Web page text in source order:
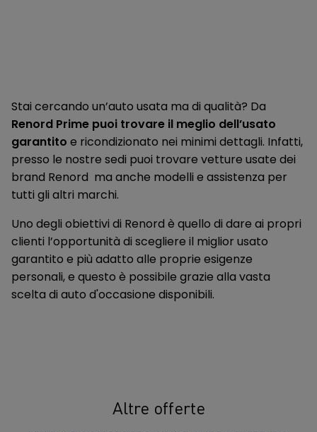
Stai cercando un’auto usata ma di qualità? Da
Renord Prime puoi trovare il meglio dell’usato
garantito e ricondizionato nei minimi dettagli. Infatti,
presso le nostre sedi puoi trovare vetture usate dei
brand Renord ma anche modelli e assistenza per
tutti gli altri marchi.
Uno degli obiettivi di Renord è quello di dare ai propri
clienti l’opportunità di scegliere il miglior usato
garantito e più adatto alle proprie esigenze
personali, e questo è possibile grazie alla vasta
scelta di auto d'occasione disponibili.
Altre offerte